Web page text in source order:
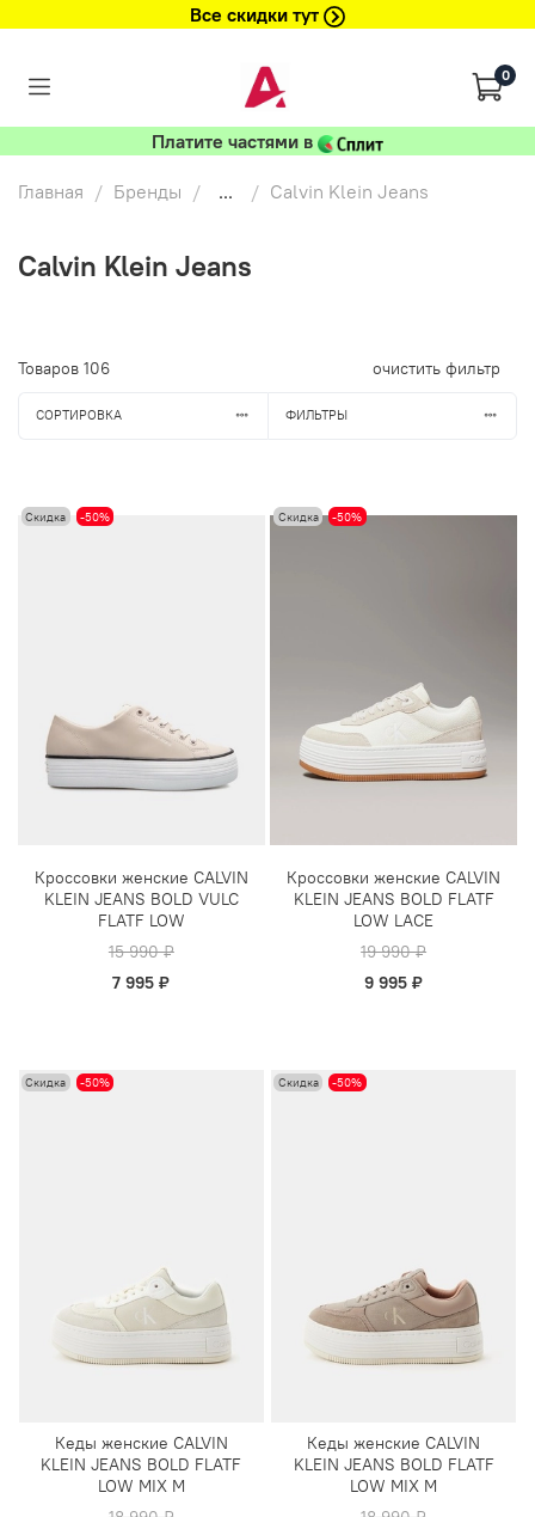
Все скидки тут
0
Платите частями в
Главная Бренды ... Calvin Klein Jeans
Calvin Klein Jeans
Товаров 106 очистить фильтр
СОРТИРОВКА ФИЛЬТРЫ
Скидка -50%
Кроссовки женские CALVIN
KLEIN JEANS BOLD VULC
FLATF LOW
15 990 ₽
7 995 ₽
Скидка -50%
Кроссовки женские CALVIN
KLEIN JEANS BOLD FLATF
LOW LACE
19 990 ₽
9 995 ₽
Скидка -50%
Кеды женские CALVIN
KLEIN JEANS BOLD FLATF
LOW MIX M
Скидка -50%
Кеды женские CALVIN
KLEIN JEANS BOLD FLATF
LOW MIX M